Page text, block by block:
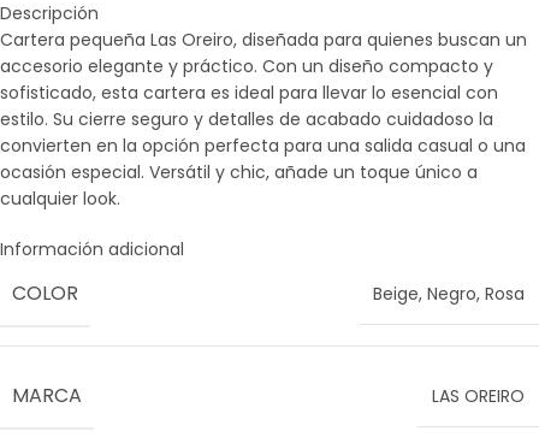
Descripción
Cartera pequeña Las Oreiro, diseñada para quienes buscan un
accesorio elegante y práctico. Con un diseño compacto y
sofisticado, esta cartera es ideal para llevar lo esencial con
estilo. Su cierre seguro y detalles de acabado cuidadoso la
convierten en la opción perfecta para una salida casual o una
ocasión especial. Versátil y chic, añade un toque único a
cualquier look.
Información adicional
COLOR Beige, Negro, Rosa
MARCA LAS OREIRO